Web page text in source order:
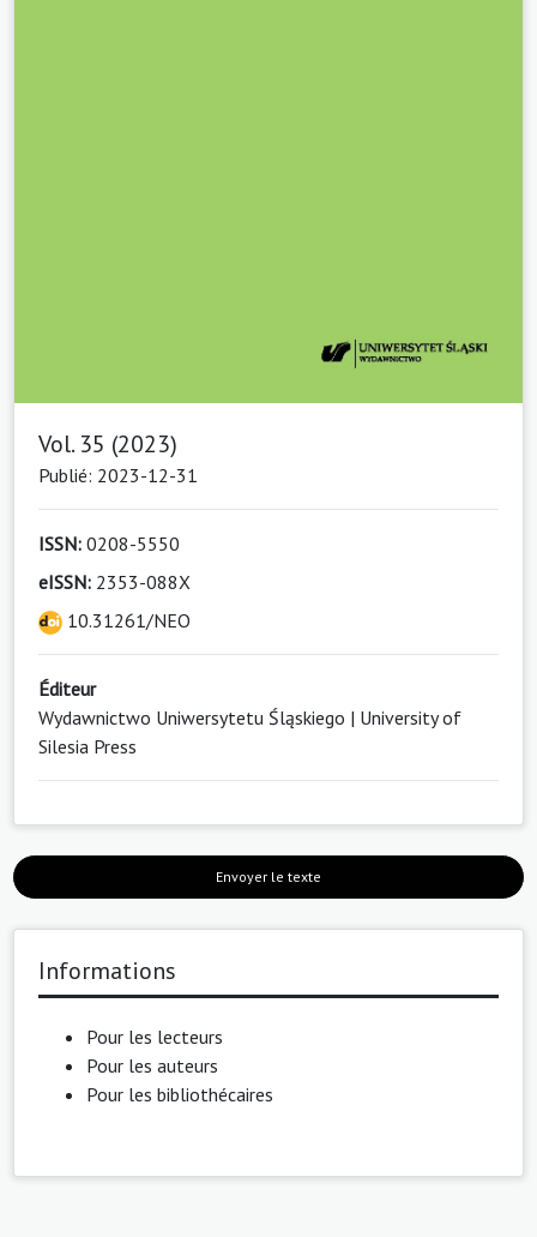
Vol. 35 (2023)
Publié: 2023-12-31
ISSN: 0208-5550
eISSN: 2353-088X
10.31261/NEO
Éditeur
Wydawnictwo Uniwersytetu Śląskiego | University of
Silesia Press
Envoyer le texte
Informations
Pour les lecteurs
Pour les auteurs
Pour les bibliothécaires